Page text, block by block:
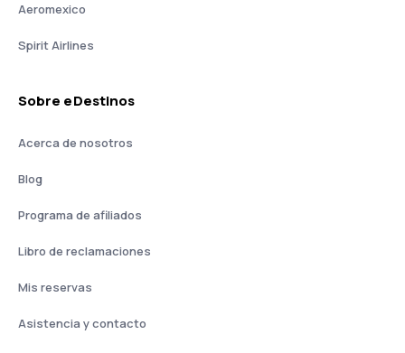
Aeromexico
Spirit Airlines
Sobre eDestinos
Acerca de nosotros
Blog
Programa de afiliados
Libro de reclamaciones
Mis reservas
Asistencia y contacto